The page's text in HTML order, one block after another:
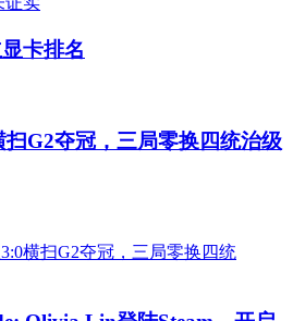
卡排名
G2夺冠，三局零换四统治级